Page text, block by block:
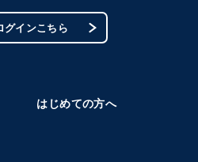
グインこちら
はじめての方へ